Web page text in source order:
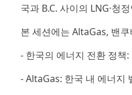
국과 B.C. 사이의 LNG·청
본 세션에는 AltaGas, 밴
- 한국의 에너지 전환 정책
- AltaGas: 한국 내 에너지